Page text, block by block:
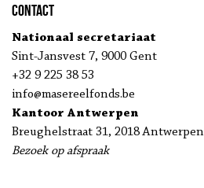
Contact
Nationaal secretariaat
Sint-Jansvest 7, 9000 Gent
+32 9 225 38 53
info@masereelfonds.be
Kantoor Antwerpen
Breughelstraat 31, 2018 Antwerpen
Bezoek op afspraak